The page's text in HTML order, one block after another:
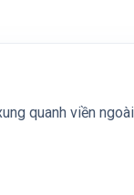
quanh viền